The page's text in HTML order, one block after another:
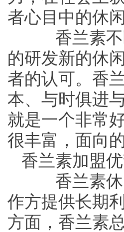
者心目中的休
香兰素不
的研发新的休
者的认可。香
本、与时俱进
就是一个非常
很丰富，面向
香兰素加盟
香兰素休
作方提供长期
方面，香兰素